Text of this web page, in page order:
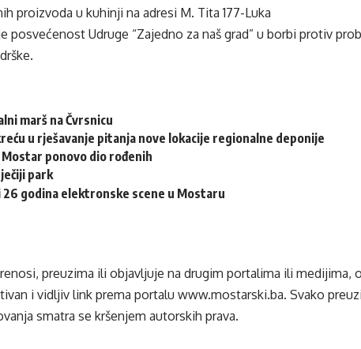
proizvoda u kuhinji na adresi M. Tita 177-Luka
posvećenost Udruge “Zajedno za naš grad” u borbi protiv
marš na Čvrsnicu
u rješavanje pitanja nove lokacije regionalne deponije
Mostar ponovo dio rođenih
park
26 godina elektronske scene u Mostaru
preuzima ili objavljuje na drugim portalima ili medijima,
i vidljiv link prema portalu www.mostarski.ba. Svako
smatra se kršenjem autorskih prava.